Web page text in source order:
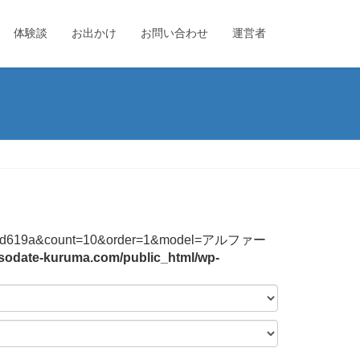
体験談 お出かけ お問い合わせ 運営者
アルファー
kuruma.com/public_html/wp-